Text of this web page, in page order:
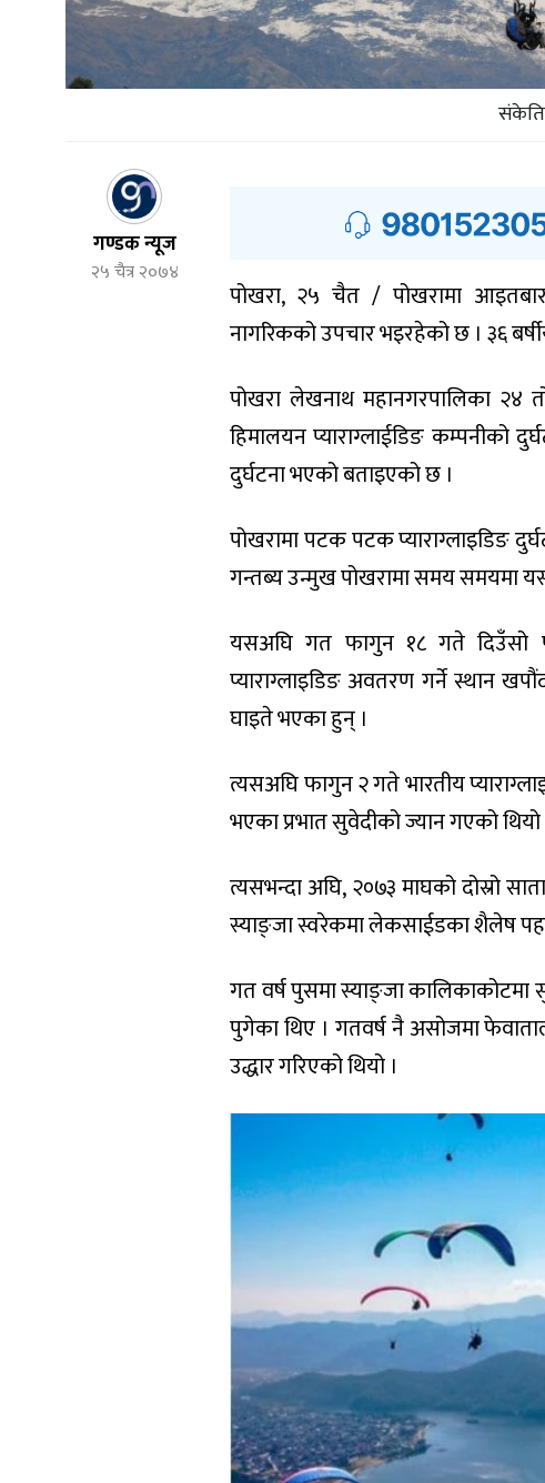
गण्डक न्यूज
२५ चैत्र २०७४
पोखरा, २५ चैत / पोखरामा आइतबार
नागरिकको उपचार भइरहेको छ । ३६
पोखरा लेखनाथ महानगरपालिका २४
हिमालयन प्याराग्लाईडिङ कम्पनीको
दुर्घटना भएको बताइएको छ ।
पोखरामा पटक पटक प्याराग्लाइडिङ
गन्तब्य उन्मुख पोखरामा समय समयमा
यसअघि गत फागुन १८ गते दिउँसो
प्याराग्लाइडिङ अवतरण गर्ने स्थान
घाइते भएका हुन् ।
त्यसअघि फागुन २ गते भारतीय
भएका प्रभात सुवेदीको ज्यान गएको थियो
त्यसभन्दा अघि, २०७३ माघको दोस्रो
स्याङ्जा स्वरेकमा लेकसाईडका शैलेष
गत वर्ष पुसमा स्याङ्जा कालिकाकोटमा
पुगेका थिए । गतवर्ष नै असोजमा
उद्धार गरिएको थियो ।